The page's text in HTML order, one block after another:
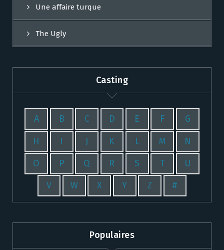
Une affaire turque
The Ugly
Casting
A B C D E F G
H I J K L M N
O P Q R S T U
V W X Y Z #
Populaires